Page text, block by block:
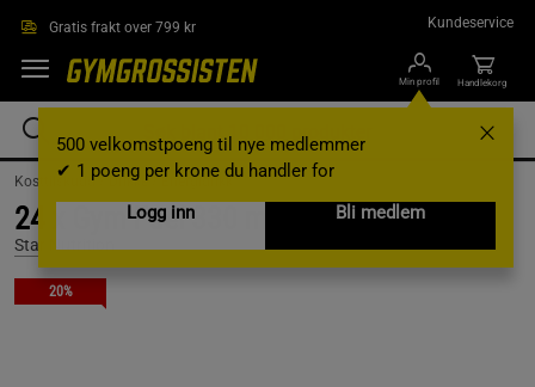
Gratis frakt over 799 kr Kundeservice
Min profil
500 velkomstpoeng til nye medlemmer
✔ 1 poeng per krone du handler for
Logg inn
Bli medlem
Handlekorg
Kosttilskudd / Drikke /Energidrikk
24 x Gym Fuel 330 ml Pear Soda
Star Nutrition
20%